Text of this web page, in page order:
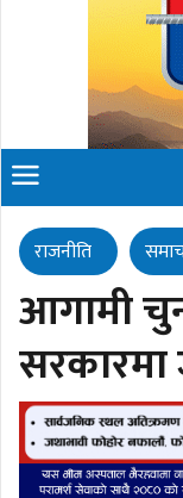
राजनीति
आगामी